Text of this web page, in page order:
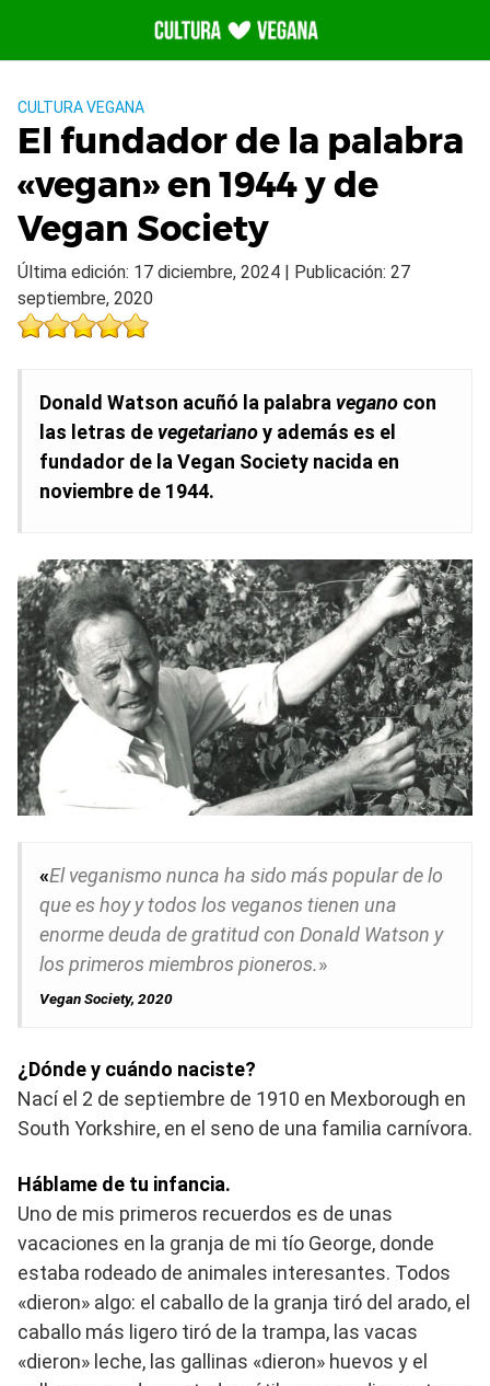
contenido
CULTURA VEGANA
El fundador de la palabra
«vegan» en 1944 y de
Vegan Society
Última edición: 17 diciembre, 2024 | Publicación: 27
septiembre, 2020
Donald Watson acuñó la palabra vegano con
las letras devegetarianoy además es el
fundador de la Vegan Society nacida en
noviembre de 1944.
«El veganismo nunca ha sido más popular de lo
que es hoy y todos los veganos tienen una
enorme deuda de gratitud con Donald Watson y
los primeros miembros pioneros.»
Vegan Society, 2020
¿Dónde y cuándo naciste?
Nací el 2 de septiembre de 1910 en Mexborough en
South Yorkshire, en el seno de una familia carnívora.
Háblame de tu infancia.
Uno de mis primeros recuerdos es de unas
vacaciones en la granja de mi tío George, donde
estaba rodeado de animales interesantes. Todos
«dieron» algo: el caballo de la granja tiró del arado, el
caballo más ligero tiró de la trampa, las vacas
«dieron» leche, las gallinas «dieron» huevos y el